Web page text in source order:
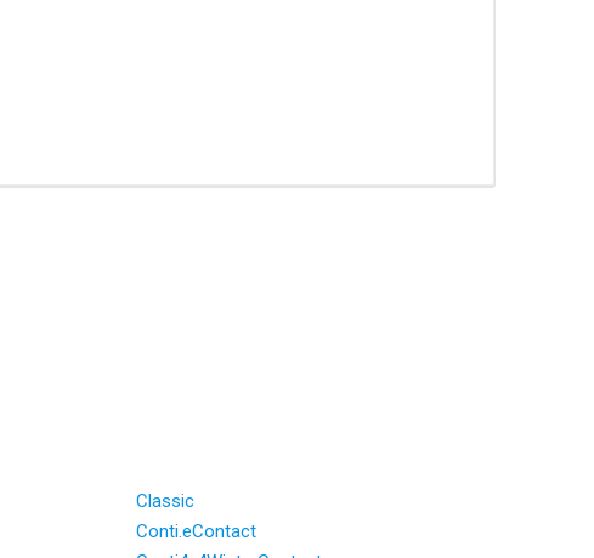
Classic
Conti.eContact